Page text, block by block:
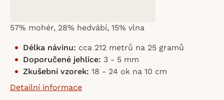
57% mohér, 28% hedvábí, 15% vlna
Délka návinu: cca 212 metrů na 25 gramů
Doporučené jehlice: 3 - 5 mm
Zkušební vzorek: 18 - 24 ok na 10 cm
Detailní informace